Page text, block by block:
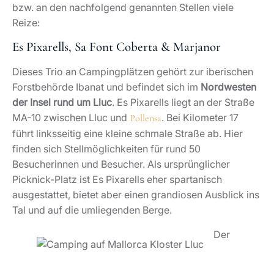
bzw. an den nachfolgend genannten Stellen viele
Reize:
Es Pixarells, Sa Font Coberta & Marjanor
Dieses Trio an Campingplätzen gehört zur iberischen
Forstbehörde Ibanat und befindet sich im Nordwesten
der Insel rund um Lluc. Es Pixarells liegt an der Straße
MA-10 zwischen Lluc und Pollensa. Bei Kilometer 17
führt linksseitig eine kleine schmale Straße ab. Hier
finden sich Stellmöglichkeiten für rund 50
Besucherinnen und Besucher. Als ursprünglicher
Picknick-Platz ist Es Pixarells eher spartanisch
ausgestattet, bietet aber einen grandiosen Ausblick ins
Tal und auf die umliegenden Berge.
Der